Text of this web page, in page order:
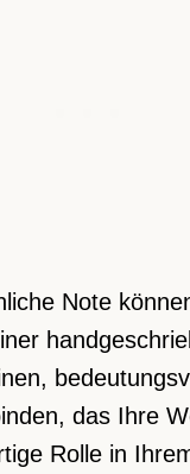
Note
das Ihre
Rolle in